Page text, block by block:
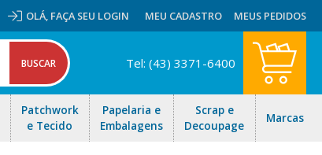
OLÁ, FAÇA SEU LOGIN MEU CADASTRO MEUS PEDIDOS
Patchwork
e Tecido
Papelaria e
Embalagens
Scrap e
Decoupage
Marcas
Tel: (43) 3371-6400